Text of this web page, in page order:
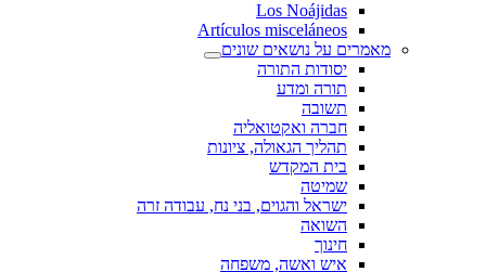
Los Noájidas
Artículos misceláneos
מאמרים על נושאים שונים
יסודות התורה
תורה ומדע
תשובה
חברה ואקטואליה
תהליך הגאולה, ציונות
בית המקדש
שמיטה
ישראל והגוים, בני נח, עבודה זרה
השואה
חינוך
איש ואשה, משפחה